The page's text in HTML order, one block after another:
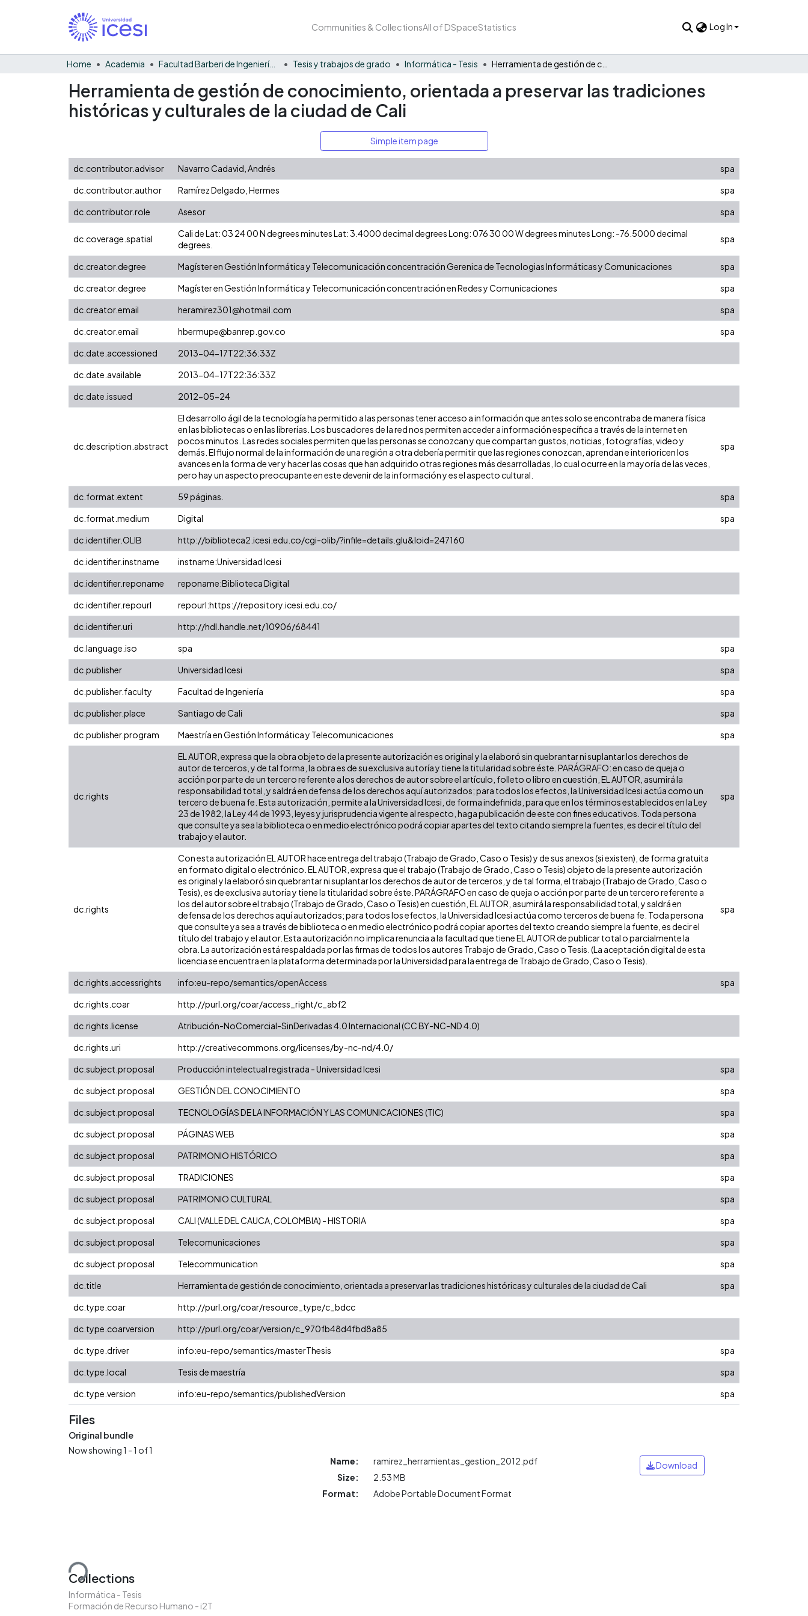
Communities & CollectionsAll of DSpaceStatistics Log In
Home Academia Facultad Barberi de Ingeniería, Diseño y Ciencias Aplicadas Tesis y trabajos de grado Informática - Tesis
Herramienta de gestión de conocimiento, orientada a preservar las tradiciones
históricas y culturales de la ciudad de Cali
Simple item page
dc.contributor.advisor Navarro Cadavid, Andrés
spa
dc.contributor.author
Ramírez Delgado, Hermes
spa
dc.contributor.role
Asesor spa
dc.coverage.spatial
Cali de Lat: 03 24 00 N degrees minutes Lat: 3.4000 decimal degrees Long: 076 30 00 W degrees minutes Long: -76.5000 decimal
degrees.
spa
dc.creator.degree Magíster en Gestión Informática y Telecomunicación concentración Gerenica de Tecnologias Informáticas y Comunicaciones
spa
dc.creator.degree
Magíster en Gestión Informática y Telecomunicación concentración en Redes y Comunicaciones
spa
dc.creator.email
heramirez301@hotmail.com
spa
dc.creator.email
hbermupe@banrep.gov.co
spa
dc.date.accessioned
2013-04-17T22:36:33Z
dc.date.available
2013-04-17T22:36:33Z
dc.date.issued
2012-05-24
dc.description.abstract
El desarrollo ágil de la tecnología ha permitido a las personas tener acceso a información que antes solo se encontraba de manera física
en las bibliotecas o en las librerías. Los buscadores de la red nos permiten acceder a información específica a través de la internet en
pocos minutos. Las redes sociales permiten que las personas se conozcan y que compartan gustos, noticias, fotografías, video y
demás. El flujo normal de la información de una región a otra debería permitir que las regiones conozcan, aprendan e interioricen los
avances en la forma de ver y hacer las cosas que han adquirido otras regiones más desarrolladas, lo cual ocurre en la mayoría de las veces,
pero hay un aspecto preocupante en este devenir de la información y es el aspecto cultural.
spa
dc.format.extent 59 páginas.
spa
dc.format.medium
Digital
spa
dc.identifier.OLIB
http://biblioteca2.icesi.edu.co/cgi-olib/?infile=details.glu&loid=247160
dc.identifier.instname
instname:Universidad Icesi
dc.identifier.reponame
reponame:Biblioteca Digital
dc.identifier.repourl
repourl:https://repository.icesi.edu.co/
dc.identifier.uri
http://hdl.handle.net/10906/68441
dc.language.iso
spa
spa
dc.publisher
Universidad Icesi
spa
dc.publisher.faculty
Facultad de Ingeniería
spa
dc.publisher.place
Santiago de Cali
spa
dc.publisher.program
Maestría en Gestión Informática y Telecomunicaciones spa
dc.rights
EL AUTOR, expresa que la obra objeto de la presente autorización es original y la elaboró sin quebrantar ni suplantar los derechos de
autor de terceros, y de tal forma, la obra es de su exclusiva autoría y tiene la titularidad sobre éste. PARÁGRAFO: en caso de queja o
acción por parte de un tercero referente a los derechos de autor sobre el artículo, folleto o libro en cuestión, EL AUTOR, asumirá la
responsabilidad total, y saldrá en defensa de los derechos aquí autorizados; para todos los efectos, la Universidad Icesi actúa como un
tercero de buena fe. Esta autorización, permite a la Universidad Icesi, de forma indefinida, para que en los términos establecidos en la Ley
23 de 1982, la Ley 44 de 1993, leyes y jurisprudencia vigente al respecto, haga publicación de este con fines educativos. Toda persona
que consulte ya sea la biblioteca o en medio electrónico podrá copiar apartes del texto citando siempre la fuentes, es decir el título del
trabajo y el autor.
spa
dc.rights
Con esta autorización EL AUTOR hace entrega del trabajo (Trabajo de Grado, Caso o Tesis) y de sus anexos (si existen), de forma gratuita
en formato digital o electrónico. EL AUTOR, expresa que el trabajo (Trabajo de Grado, Caso o Tesis) objeto de la presente autorización
es original y la elaboró sin quebrantar ni suplantar los derechos de autor de terceros, y de tal forma, el trabajo (Trabajo de Grado, Caso o
Tesis), es de exclusiva autoría y tiene la titularidad sobre éste. PARÁGRAFO en caso de queja o acción por parte de un tercero referente a
los del autor sobre el trabajo (Trabajo de Grado, Caso o Tesis) en cuestión, EL AUTOR, asumirá la responsabilidad total, y saldrá en
defensa de los derechos aquí autorizados; para todos los efectos, la Universidad Icesi actúa como terceros de buena fe. Toda persona
que consulte ya sea a través de biblioteca o en medio electrónico podrá copiar aportes del texto creando siempre la fuente, es decir el
título del trabajo y el autor. Esta autorización no implica renuncia a la facultad que tiene EL AUTOR de publicar total o parcialmente la
obra. La autorización está respaldada por las firmas de todos los autores Trabajo de Grado, Caso o Tesis. (La aceptación digital de esta
licencia se encuentra en la plataforma determinada por la Universidad para la entrega de Trabajo de Grado, Caso o Tesis).
spa
dc.rights.accessrights info:eu-repo/semantics/openAccess
spa
dc.rights.coar
http://purl.org/coar/access_right/c_abf2
dc.rights.license
Atribución-NoComercial-SinDerivadas 4.0 Internacional (CC BY-NC-ND 4.0)
dc.rights.uri
http://creativecommons.org/licenses/by-nc-nd/4.0/
dc.subject.proposal
Producción intelectual registrada - Universidad Icesi
spa
dc.subject.proposal
GESTIÓN DEL CONOCIMIENTO
spa
dc.subject.proposal
TECNOLOGÍAS DE LA INFORMACIÓN Y LAS COMUNICACIONES (TIC)
spa
dc.subject.proposal
PÁGINAS WEB
spa
dc.subject.proposal
PATRIMONIO HISTÓRICO
spa
dc.subject.proposal
TRADICIONES
spa
dc.subject.proposal
PATRIMONIO CULTURAL
spa
dc.subject.proposal
CALI (VALLE DEL CAUCA, COLOMBIA) - HISTORIA
spa
dc.subject.proposal
Telecomunicaciones
spa
dc.subject.proposal
Telecommunication
spa
dc.title
Herramienta de gestión de conocimiento, orientada a preservar las tradiciones históricas y culturales de la ciudad de Cali
spa
dc.type.coar
http://purl.org/coar/resource_type/c_bdcc
dc.type.coarversion
http://purl.org/coar/version/c_970fb48d4fbd8a85
dc.type.driver
info:eu-repo/semantics/masterThesis
spa
dc.type.local
Tesis de maestría
spa
dc.type.version
info:eu-repo/semantics/publishedVersion spa
Files
Original bundle
Now showing1 - 1 of 1
Loading...
Name:
ramirez_herramientas_gestion_2012.pdf
Size:
2.53 MB
Format:
Adobe Portable Document Format
Download
Collections
Informática - Tesis
Formación de Recurso Humano - i2T